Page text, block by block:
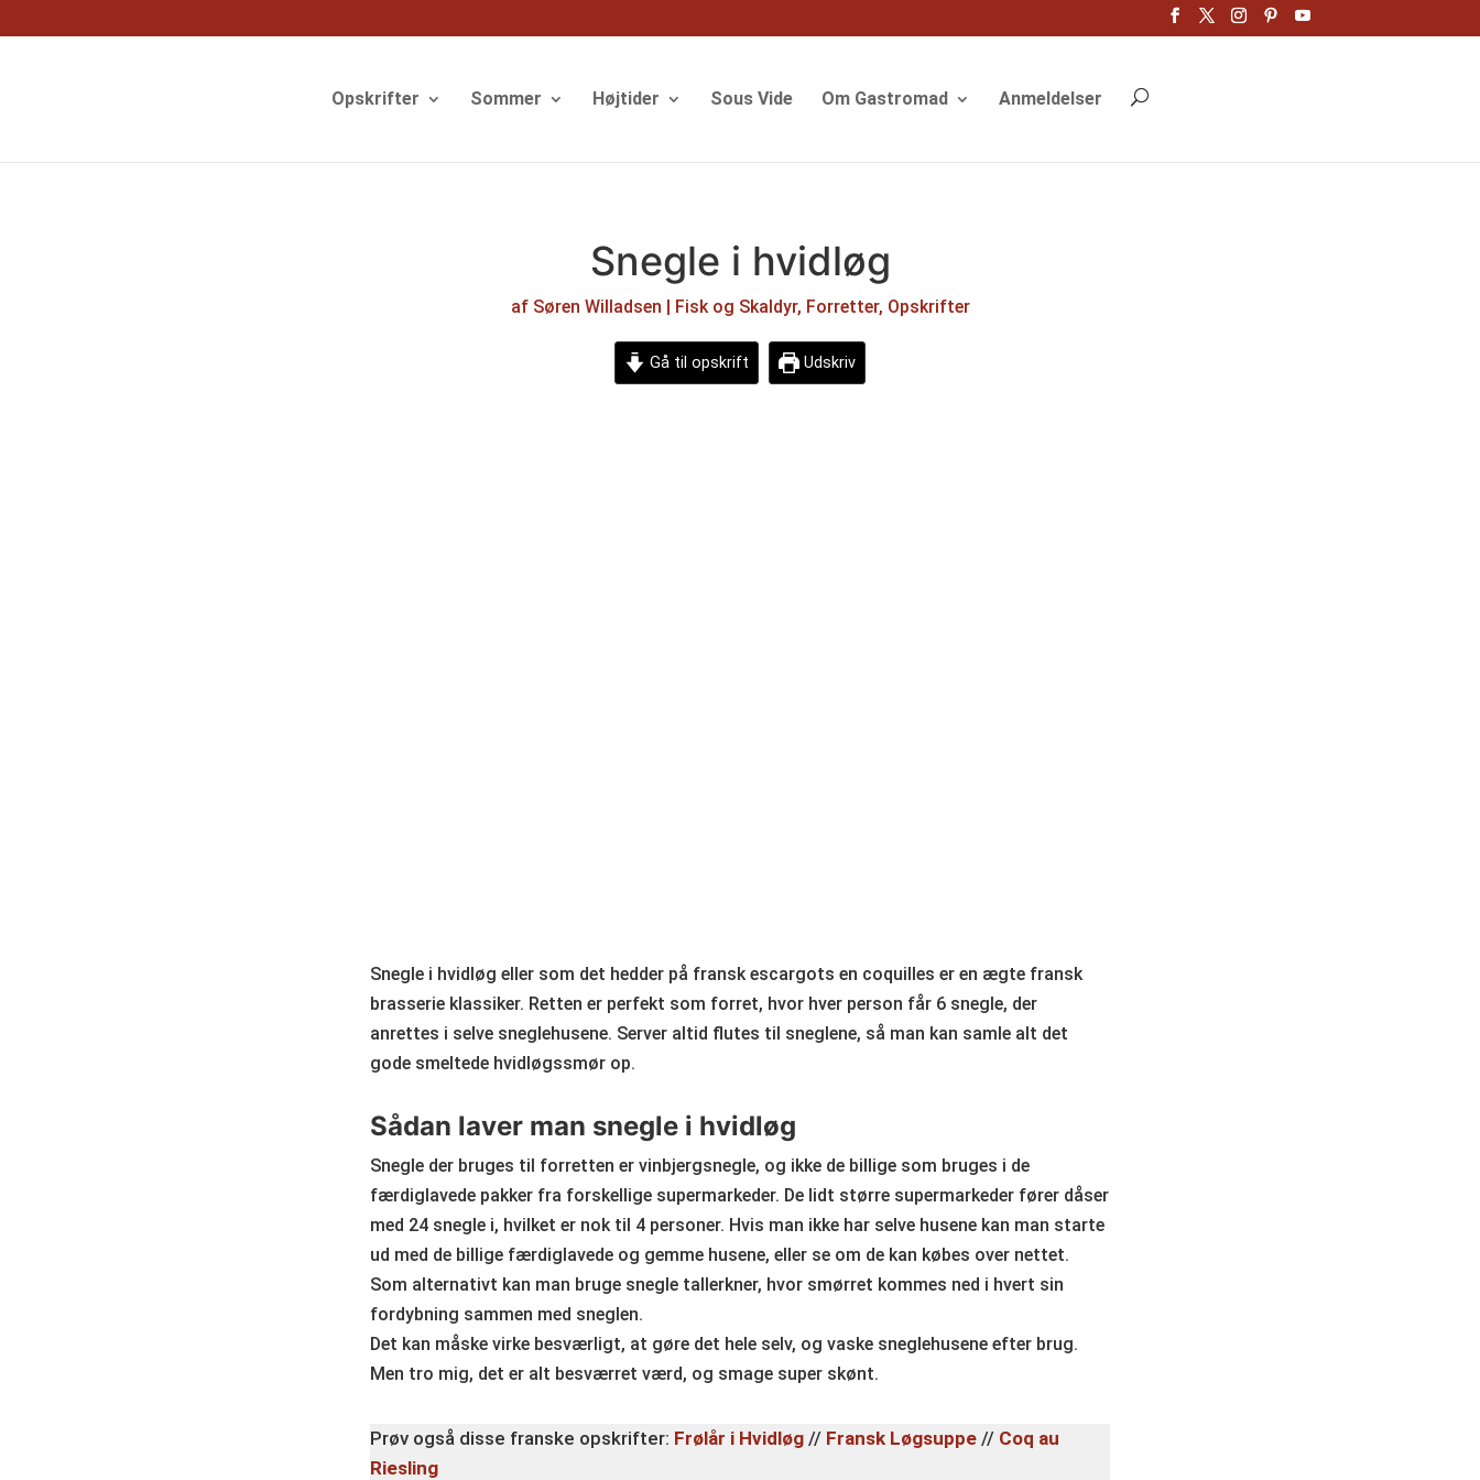
Opskrifter Sommer Højtider Sous Vide Om Gastromad Anmeldelser
Snegle i hvidløg
af Søren Willadsen | Fisk og Skaldyr, Forretter, Opskrifter
Gå til opskrift Udskriv
Snegle i hvidløg eller som det hedder på fransk escargots en coquilles er en ægte fransk
brasserie klassiker. Retten er perfekt som forret, hvor hver person får 6 snegle, der
anrettes i selve sneglehusene. Server altid flutes til sneglene, så man kan samle alt det
gode smeltede hvidløgssmør op.
Sådan laver man snegle i hvidløg
Snegle der bruges til forretten er vinbjergsnegle, og ikke de billige som bruges i de
færdiglavede pakker fra forskellige supermarkeder. De lidt større supermarkeder fører dåser
med 24 snegle i, hvilket er nok til 4 personer. Hvis man ikke har selve husene kan man starte
ud med de billige færdiglavede og gemme husene, eller se om de kan købes over nettet.
Som alternativt kan man bruge snegle tallerkner, hvor smørret kommes ned i hvert sin
fordybning sammen med sneglen.
Det kan måske virke besværligt, at gøre det hele selv, og vaske sneglehusene efter brug.
Men tro mig, det er alt besværret værd, og smage super skønt.
Prøv også disse franske opskrifter: Frølår i Hvidløg // Fransk Løgsuppe // Coq au
Riesling